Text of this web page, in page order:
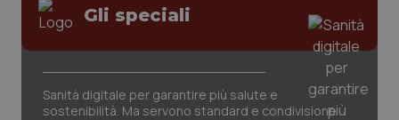
Gli speciali
Sanità digitale per garantire più salute e
sostenibilità. Ma servono standard e condivisione
_ga
Google LLC
1